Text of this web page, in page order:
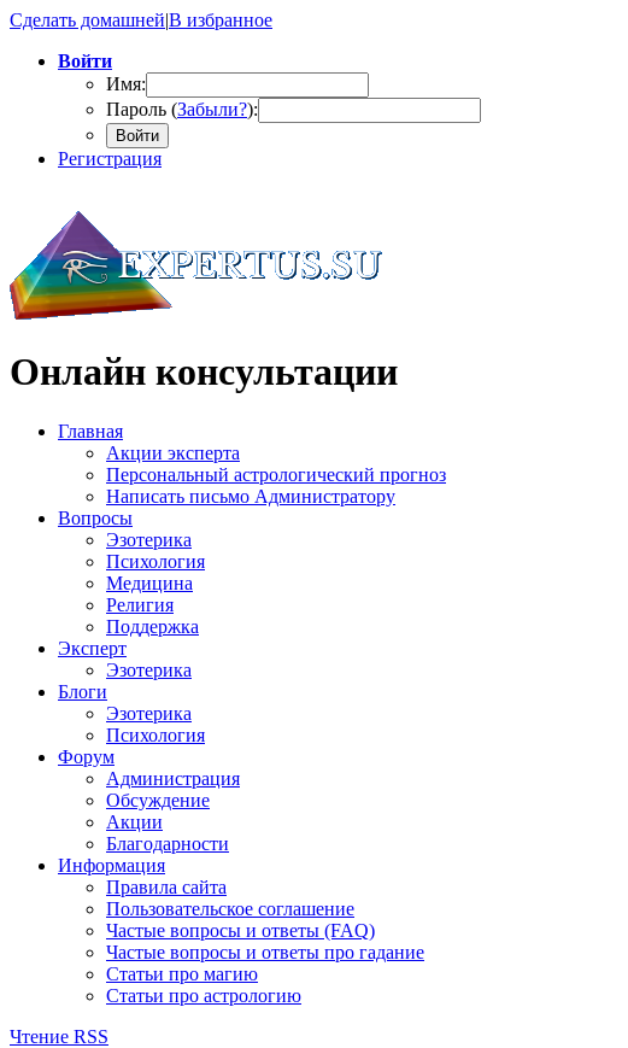
Сделать домашней|В избранное
Войти
Имя:
Пароль (Забыли?):
Войти
Регистрация
Онлайн консультации
Главная
Акции эксперта
Персональный астрологический прогноз
Написать письмо Администратору
Вопросы
Эзотерика
Психология
Медицина
Религия
Поддержка
Эксперт
Эзотерика
Блоги
Эзотерика
Психология
Форум
Администрация
Обсуждение
Акции
Благодарности
Информация
Правила сайта
Пользовательское соглашение
Частые вопросы и ответы (FAQ)
Частые вопросы и ответы про гадание
Статьи про магию
Статьи про астрологию
Чтение RSS